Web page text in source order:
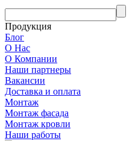
Продукция
Блог
О Нас
О Компании
Наши партнеры
Вакансии
Доставка и оплата
Монтаж
Монтаж фасада
Монтаж кровли
Наши работы